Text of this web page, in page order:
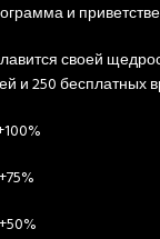
и
своей
и 250 бесплатных